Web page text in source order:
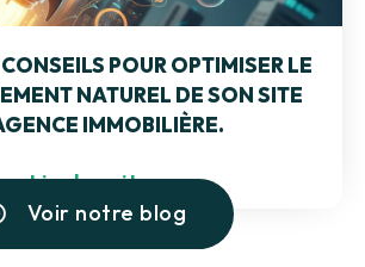
POUR OPTIMISER LE
NATUREL DE SON SITE
IMMOBILIÈRE.
Lire la suite »
Voir notre blog